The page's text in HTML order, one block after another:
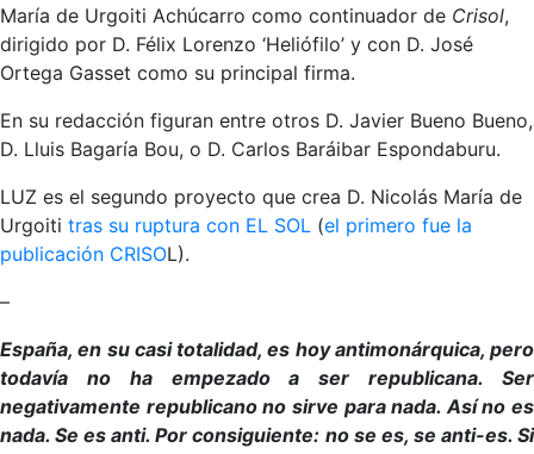
María de Urgoiti Achúcarro como continuador de Crisol,
dirigido por D. Félix Lorenzo ‘Heliófilo’ y con D. José
Ortega Gasset como su principal firma.
En su redacción figuran entre otros D. Javier Bueno Bueno,
D. Lluis Bagaría Bou, o D. Carlos Baráibar Espondaburu.
LUZ es el segundo proyecto que crea D. Nicolás María de
Urgoiti tras su ruptura con EL SOL (el primero fue la
publicación CRISOL).
–
España, en su casi totalidad, es hoy antimonárquica, pero
todavía no ha empezado a ser republicana. Ser
negativamente republicano no sirve para nada. Así no es
nada. Se es anti. Por consiguiente: no se es, se anti-es. Si